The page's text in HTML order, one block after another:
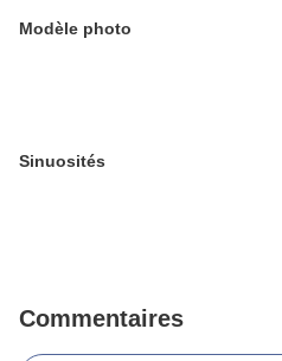
Modèle photo
Sinuosités
Commentaires